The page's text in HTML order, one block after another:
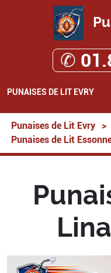
✆
PUNAISES DE LIT EVRY
Punaises de Lit Evry >
Punaises de Lit